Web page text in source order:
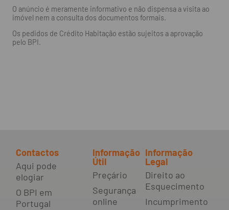
O anúncio é meramente informativo e não dispensa a visita ao
imóvel nem a consulta dos documentos formais.
Os pedidos de Crédito Habitação estão sujeitos a aprovação
pelo BPI.
Contactos
Aqui pode
elogiar
O BPI em
Portugal
Informação
Útil
Preçário
Segurança
online
Informação
Legal
Direito ao
Esquecimento
Incumprimento